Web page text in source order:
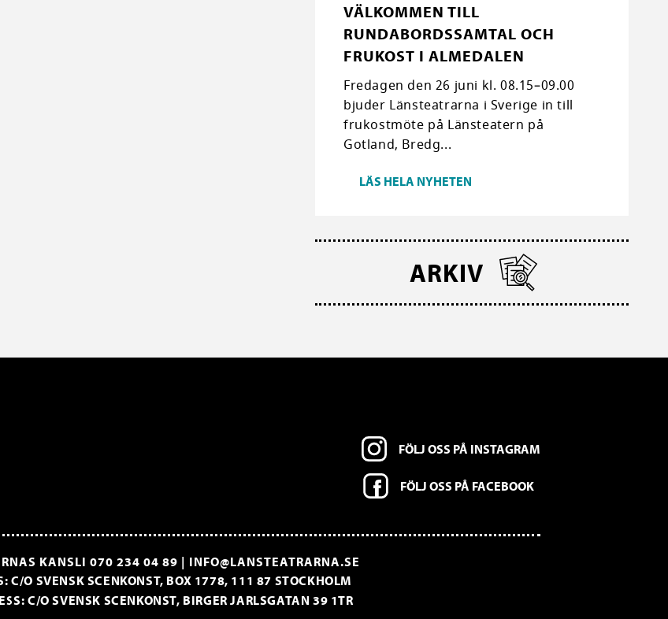
VÄLKOMMEN TILL
RUNDABORDSSAMTAL OCH
FRUKOST I ALMEDALEN
Fredagen den 26 juni kl. 08.15–09.00
bjuder Länsteatrarna i Sverige in till
frukostmöte på Länsteatern på
Gotland, Bredg...
LÄS HELA NYHETEN
ARKIV
FÖLJ OSS PÅ INSTAGRAM
FÖLJ OSS PÅ FACEBOOK
KANSLI 070 234 04 89 | INFO@LANSTEATRARNA.SE
C/O SVENSK SCENKONST, BOX 1778, 111 87 STOCKHOLM
C/O SVENSK SCENKONST, BIRGER JARLSGATAN 39 1TR